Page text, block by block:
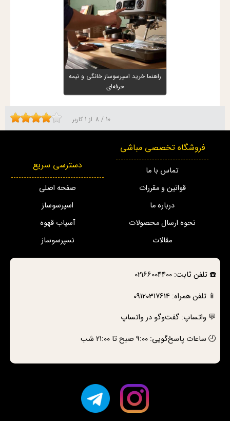
راهنما خرید اسپرسوساز خانگی و نیمه
حرفه‌ای
8 / 10 از 1 کاربر
فروشگاه تخصصی مباشی
تماس با ما
قوانین و مقررات
درباره ما
نحوه ارسال محصولات
مقالات
دسترسی سریع
صفحه اصلی
اسپرسوساز
آسیاب قهوه
نسپرسوساز
☎️تلفن ثابت:02166004400
📱 تلفن همراه:09120317614
💬 واتساپ:گفت‌وگو در واتساپ
🕘 ساعات پاسخ‌گویی: ۹:۰۰ صبح تا ۲۱:۰۰ شب